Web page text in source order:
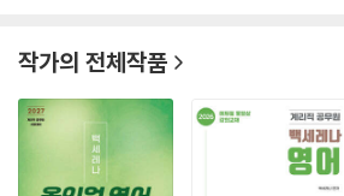
작가의 전체작품